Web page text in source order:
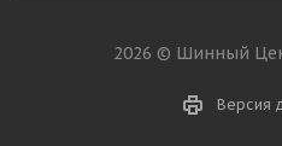
2026 © Шинный
Версия